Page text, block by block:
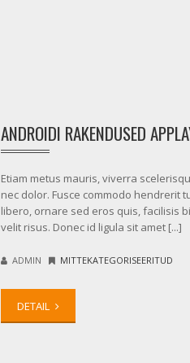
ANDROIDI RAKENDUSED
Etiam metus mauris, viverra
nec dolor. Fusce commodo hendrerit
libero, ornare sed eros quis, facilisis
velit risus. Donec id ligula sit amet [...]
ADMIN MITTEKATEGORISEERITUD
DETAIL